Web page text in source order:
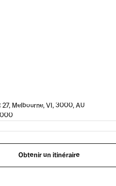
Melbourne, VI, 3000, AU
Obtenir un itinéraire